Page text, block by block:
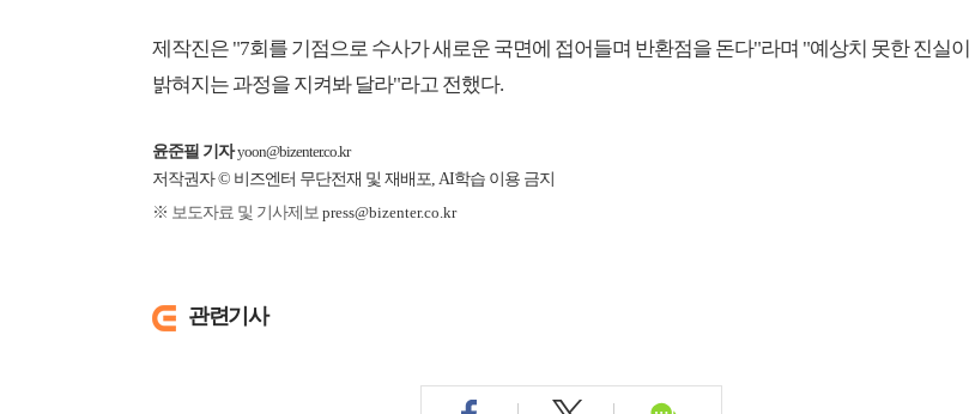
제작진은 "7회를 기점으로 수사가 새로운 국면에 접어들며 반환점을 돈다"라며 "예상치 못한 진실이
밝혀지는 과정을 지켜봐 달라"라고 전했다.
윤준필 기자 yoon@bizenter.co.kr
저작권자 © 비즈엔터 무단전재 및 재배포, AI학습 이용 금지
※ 보도자료 및 기사제보 press@bizenter.co.kr
관련기사